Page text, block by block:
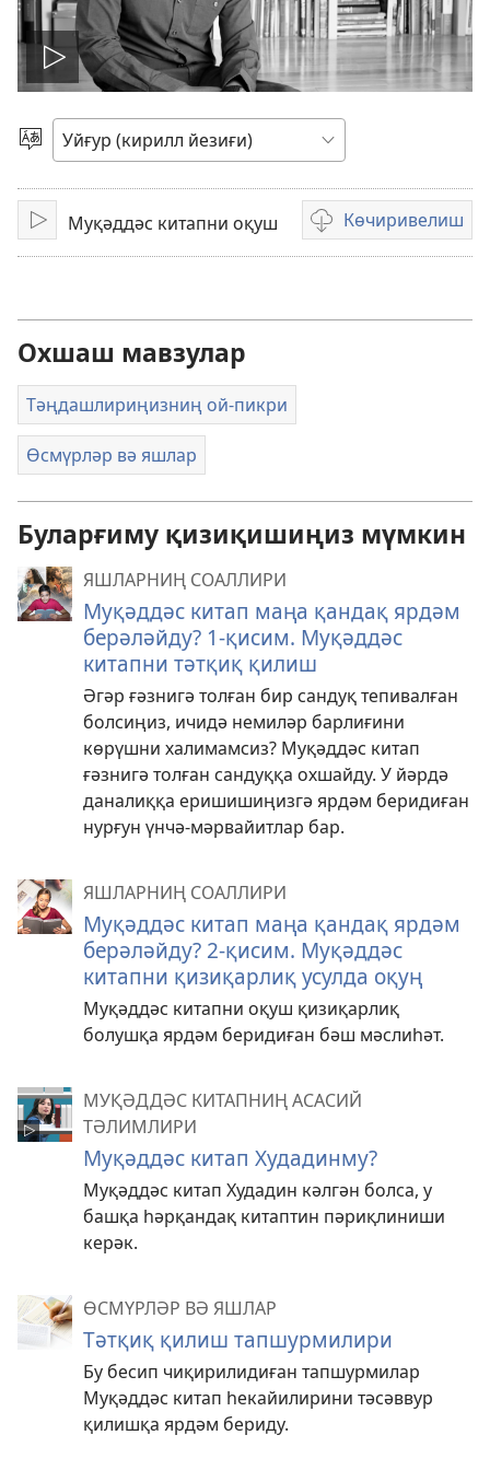
Видеони
ойнитиш
Тил
таллаш
ҚоюшМуқәддәс китапни оқуш Көчиривелиш
Видеоларни
көчиривелиш
Охшаш мавзулар
Тәңдашлириңизниң ой-пикри
Өсмүрләр вә яшлар
Буларғиму қизиқишиңиз мүмкин
ЯШЛАРНИҢ СОАЛЛИРИ
Муқәддәс китап маңа қандақ ярдәм
берәләйду? 1-қисим. Муқәддәс
китапни тәтқиқ қилиш
Әгәр ғәзнигә толған бир сандуқ тепивалған
болсиңиз, ичидә немиләр барлиғини
көрүшни халимамсиз? Муқәддәс китап
ғәзнигә толған сандуққа охшайду. У йәрдә
даналиққа еришишиңизгә ярдәм беридиған
нурғун үнчә-мәрвайитлар бар.
ЯШЛАРНИҢ СОАЛЛИРИ
Муқәддәс китап маңа қандақ ярдәм
берәләйду? 2-қисим. Муқәддәс
китапни қизиқарлиқ усулда оқуң
Муқәддәс китапни оқуш қизиқарлиқ
болушқа ярдәм беридиған бәш мәслиһәт.
МУҚӘДДӘС КИТАПНИҢ АСАСИЙ
ТӘЛИМЛИРИ
Муқәддәс китап Худадинму?
Муқәддәс китап Худадин кәлгән болса, у
башқа һәрқандақ китаптин пәриқлиниши
керәк.
ӨСМҮРЛӘР ВӘ ЯШЛАР
Тәтқиқ қилиш тапшурмилири
Бу бесип чиқирилидиған тапшурмилар
Муқәддәс китап һекайилирини тәсәввур
қилишқа ярдәм бериду.